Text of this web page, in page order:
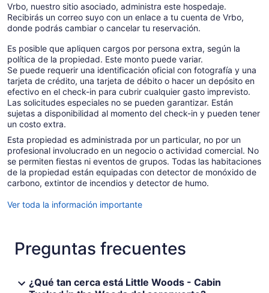
Vrbo, nuestro sitio asociado, administra este hospedaje.
Recibirás un correo suyo con un enlace a tu cuenta de Vrbo,
donde podrás cambiar o cancelar tu reservación.
Es posible que apliquen cargos por persona extra, según la
política de la propiedad. Este monto puede variar.
Se puede requerir una identificación oficial con fotografía y una
tarjeta de crédito, una tarjeta de débito o hacer un depósito en
efectivo en el check-in para cubrir cualquier gasto imprevisto.
Las solicitudes especiales no se pueden garantizar. Están
sujetas a disponibilidad al momento del check-in y pueden tener
un costo extra.
Esta propiedad es administrada por un particular, no por un
profesional involucrado en un negocio o actividad comercial. No
se permiten fiestas ni eventos de grupos. Todas las habitaciones
de la propiedad están equipadas con detector de monóxido de
carbono, extintor de incendios y detector de humo.
Ver toda la información importante
Preguntas frecuentes
¿Qué tan cerca está Little Woods - Cabin